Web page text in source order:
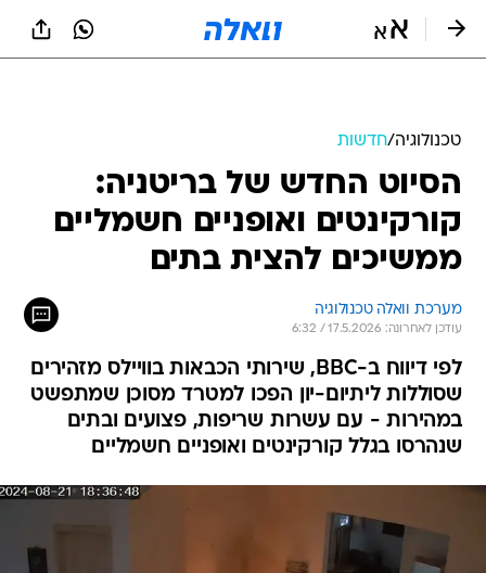
טכנולוגיה/חדשות
הסיוט החדש של בריטניה:
קורקינטים ואופניים חשמליים
ממשיכים להצית בתים
מערכת וואלה טכנולוגיה
עודכן לאחרונה: 17.5.2026 / 6:32
לפי דיווח ב-BBC, שירותי הכבאות בוויילס מזהירים
שסוללות ליתיום-יון הפכו למטרד מסוכן שמתפשט
במהירות - עם עשרות שריפות, פצועים ובתים
שנהרסו בגלל קורקינטים ואופניים חשמליים